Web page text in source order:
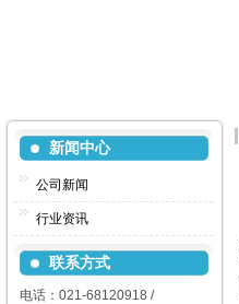
新闻中心
公司新闻
行业资讯
联系方式
电话：021-68120918 /